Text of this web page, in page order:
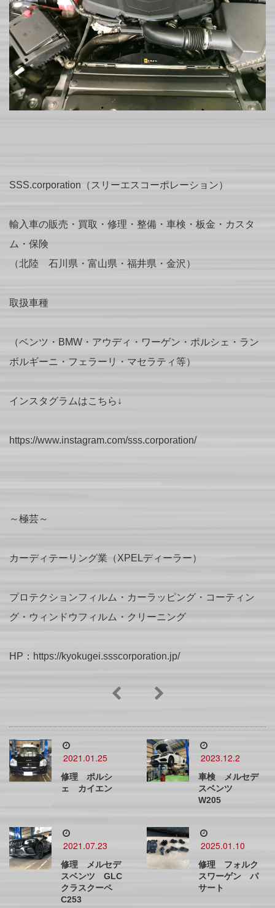
SSS.corporation（スリーエスコーポレーション）
輸入車の販売・買取・修理・整備・車検・板金・カスタ
ム・保険
（北陸 石川県・富山県・福井県・金沢）
取扱車種
（ベンツ・BMW・アウディ・ワーゲン・ポルシェ・ラン
ボルギーニ・フェラーリ・マセラティ等）
インスタグラムはこちら↓
https://www.instagram.com/sss.corporation/
～極芸～
カーディテーリング業（XPELディーラー）
プロテクションフィルム・カーラッピング・コーティン
グ・ウィンドウフィルム・クリーニング
HP：https://kyokugei.ssscorporation.jp/
2021.01.25
修理 ポルシ
ェ カイエン
2023.12.2
車検 メルセデ
スベンツ
W205
2021.07.23
修理 メルセデ
スベンツ GLC
クラスクーペ
C253
2025.01.10
修理 フォルク
スワーゲン パ
サート